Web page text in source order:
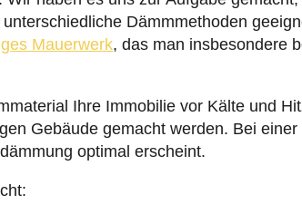
Dämmmethoden
Mauerwerk, das man insbesondere
Ihre Immobilie vor Kälte und
Gebäude gemacht werden. Bei
optimal erscheint.